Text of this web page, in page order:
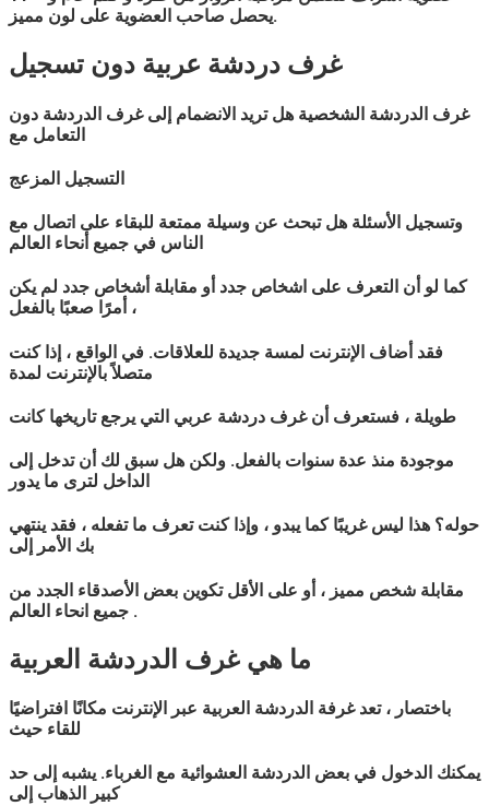
يحصل صاحب العضوية على لون مميز.
غرف دردشة عربية دون تسجيل
غرف الدردشة الشخصية هل تريد الانضمام إلى غرف الدردشة دون
التعامل مع
التسجيل المزعج
وتسجيل الأسئلة هل تبحث عن وسيلة ممتعة للبقاء على اتصال مع
الناس في جميع أنحاء العالم
كما لو أن التعرف على اشخاص جدد أو مقابلة أشخاص جدد لم يكن
أمرًا صعبًا بالفعل ،
فقد أضاف الإنترنت لمسة جديدة للعلاقات. في الواقع ، إذا كنت
متصلاً بالإنترنت لمدة
طويلة ، فستعرف أن غرف دردشة عربي التي يرجع تاريخها كانت
موجودة منذ عدة سنوات بالفعل. ولكن هل سبق لك أن تدخل إلى
الداخل لترى ما يدور
حوله؟ هذا ليس غريبًا كما يبدو ، وإذا كنت تعرف ما تفعله ، فقد ينتهي
بك الأمر إلى
مقابلة شخص مميز ، أو على الأقل تكوين بعض الأصدقاء الجدد من
جميع انحاء العالم .
ما هي غرف الدردشة العربية
باختصار ، تعد غرفة الدردشة العربية عبر الإنترنت مكانًا افتراضيًا
للقاء حيث
يمكنك الدخول في بعض الدردشة العشوائية مع الغرباء. يشبه إلى حد
كبير الذهاب إلى